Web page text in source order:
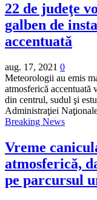
22 de judeţe
galben de
accentuată
aug. 17, 2021 0
Meteorologii au emis
atmosferică accentuată
din centrul, sudul şi
Administraţiei
Breaking News
Vreme
atmosferică,
pe parcursul